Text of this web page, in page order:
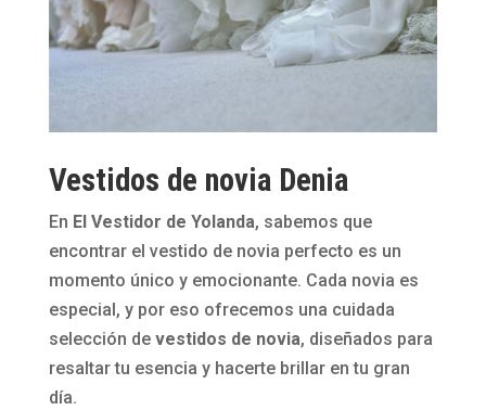
Vestidos de novia Denia
En El Vestidor de Yolanda, sabemos que
encontrar el vestido de novia perfecto es un
momento único y emocionante. Cada novia es
especial, y por eso ofrecemos una cuidada
selección de vestidos de novia, diseñados para
resaltar tu esencia y hacerte brillar en tu gran
día.